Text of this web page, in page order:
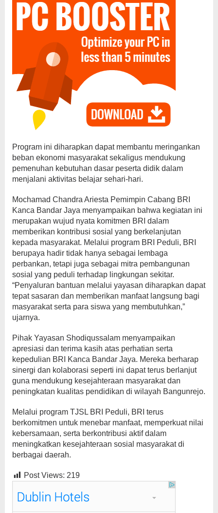
Program ini diharapkan dapat membantu meringankan
beban ekonomi masyarakat sekaligus mendukung
pemenuhan kebutuhan dasar peserta didik dalam
menjalani aktivitas belajar sehari-hari.
Mochamad Chandra Ariesta Pemimpin Cabang BRI
Kanca Bandar Jaya menyampaikan bahwa kegiatan ini
merupakan wujud nyata komitmen BRI dalam
memberikan kontribusi sosial yang berkelanjutan
kepada masyarakat. Melalui program BRI Peduli, BRI
berupaya hadir tidak hanya sebagai lembaga
perbankan, tetapi juga sebagai mitra pembangunan
sosial yang peduli terhadap lingkungan sekitar.
“Penyaluran bantuan melalui yayasan diharapkan dapat
tepat sasaran dan memberikan manfaat langsung bagi
masyarakat serta para siswa yang membutuhkan,”
ujarnya.
Pihak Yayasan Shodiqussalam menyampaikan
apresiasi dan terima kasih atas perhatian serta
kepedulian BRI Kanca Bandar Jaya. Mereka berharap
sinergi dan kolaborasi seperti ini dapat terus berlanjut
guna mendukung kesejahteraan masyarakat dan
peningkatan kualitas pendidikan di wilayah Bangunrejo.
Melalui program TJSL BRI Peduli, BRI terus
berkomitmen untuk menebar manfaat, memperkuat nilai
kebersamaan, serta berkontribusi aktif dalam
meningkatkan kesejahteraan sosial masyarakat di
berbagai daerah.
Post Views: 219